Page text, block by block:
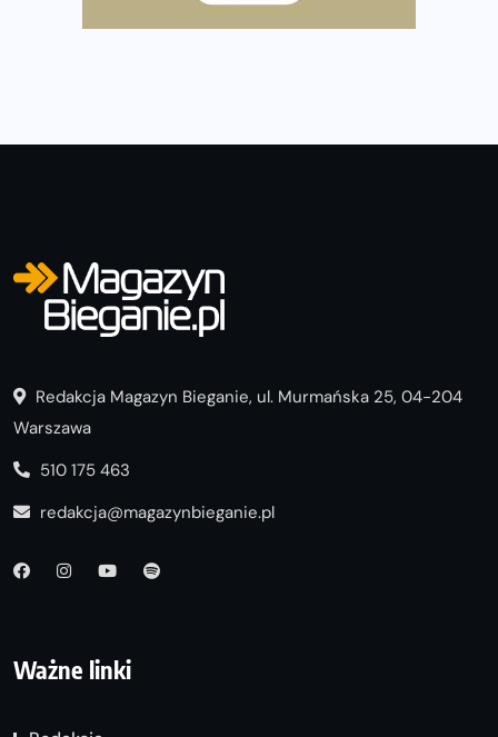
Już w ten weekend! Przed nami Nocny Portowy Maraton
i Półmaraton Szczeciński. Wszystko, co warto wiedzieć
Redakcja Magazyn Bieganie, ul. Murmańska 25, 04-204
Warszawa
510 175 463
redakcja@magazynbieganie.pl
Ważne linki